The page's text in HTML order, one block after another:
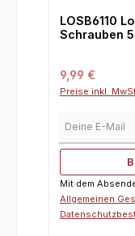
LOSB6110
Schrauben
Regulärer
9,99 €
Preise inkl.
Mit dem
Allgemeinen